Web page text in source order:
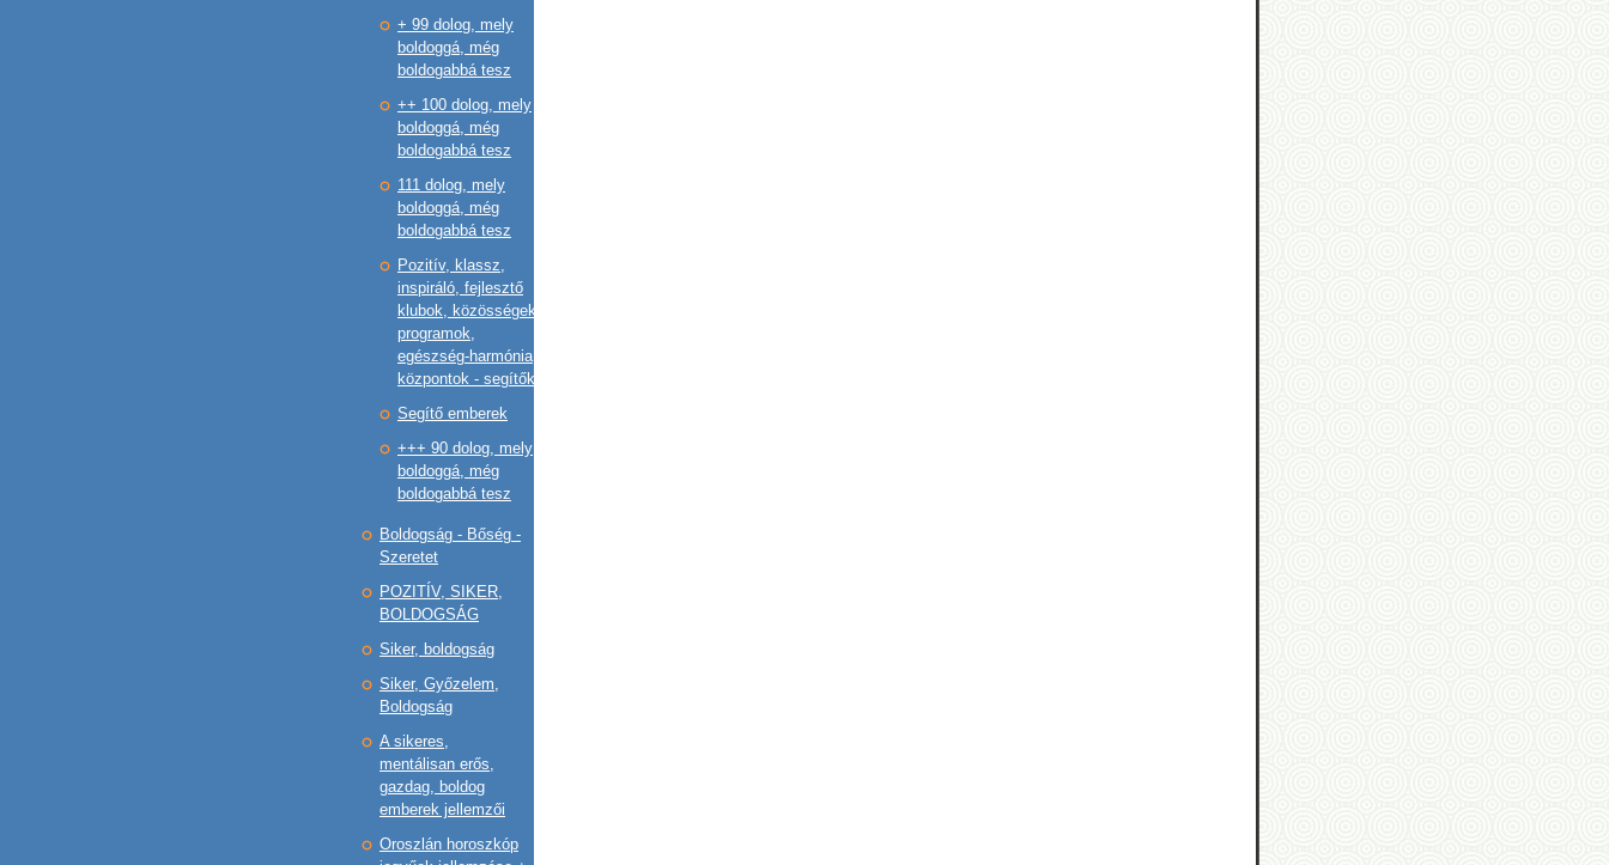
+ 99 dolog, mely
boldoggá, még
boldogabbá tesz
++ 100 dolog, mely
boldoggá, még
boldogabbá tesz
111 dolog, mely
boldoggá, még
boldogabbá tesz
Pozitív, klassz,
inspiráló, fejlesztő
klubok, közösségek,
programok,
egészség-harmónia
központok - segítők
Segítő emberek
+++ 90 dolog, mely
boldoggá, még
boldogabbá tesz
Boldogság - Bőség -
Szeretet
POZITÍV, SIKER,
BOLDOGSÁG
Siker, boldogság
Siker, Győzelem,
Boldogság
A sikeres,
mentálisan erős,
gazdag, boldog
emberek jellemzői
Oroszlán horoszkóp